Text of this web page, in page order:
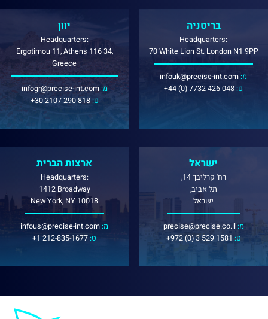
יוון
Headquarters:
Ergotimou 11, Athens 116 34,
Greece
infogr@precise-int.com :מ
+30 2107 290 818:ט
בריטניה
Headquarters:
70 White Lion St. London N1 9PP
infouk@precise-int.com :מ
+44 (0) 7732 426 048 :ט
ארצות הברית
Headquarters:
1412 Broadway
New York, NY 10018
infous@precise-int.com :מ
+1 212-835-1677:ט
ישראל
רח' קרליבך 14,
תל אביב,
ישראל
precise@precise.co.il :מ
+972 (0) 3 529 1581 :ט